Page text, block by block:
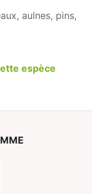
aulnes, pins,
espèce